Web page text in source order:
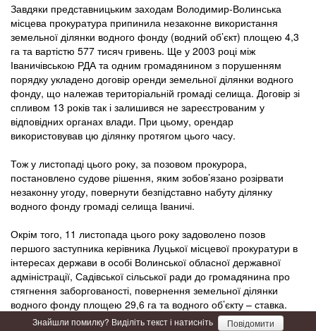
Завдяки представницьким заходам Володимир-Волинська
місцева прокуратура припинила незаконне використання
земельної ділянки водного фонду (водний об’єкт) площею 4,3
га та вартістю 577 тисяч гривень. Ще у 2003 році між
Іваничівською РДА та одним громадянином з порушенням
порядку укладено договір оренди земельної ділянки водного
фонду, що належав територіальній громаді селища. Договір зі
спливом 13 років так і залишився не зареєстрованим у
відповідних органах влади. При цьому, орендар
використовував цю ділянку протягом цього часу.
Тож у листопаді цього року, за позовом прокурора,
постановлено судове рішення, яким зобов’язано розірвати
незаконну угоду, повернути безпідставно набуту ділянку
водного фонду громаді селища Іваничі.
Окрім того, 11 листопада цього року задоволено позов
першого заступника керівника Луцької місцевої прокуратури в
інтересах держави в особі Волинської обласної державної
адміністрації, Садівської сільської ради до громадянина про
стягнення заборгованості, повернення земельної ділянки
водного фонду площею 29,6 га та водного об’єкту – ставка.
Знайшли помилку? Виділіть текст і натисніть Повідомити